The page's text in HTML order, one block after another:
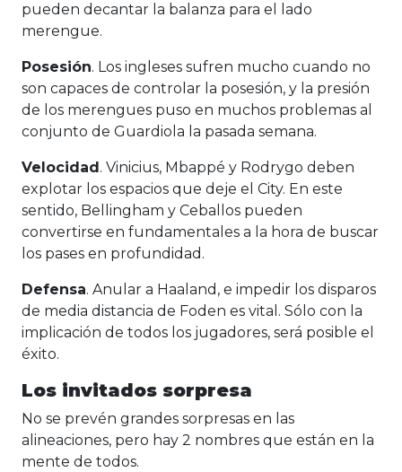
pueden decantar la balanza para el lado
merengue.
Posesión. Los ingleses sufren mucho cuando no
son capaces de controlar la posesión, y la presión
de los merengues puso en muchos problemas al
conjunto de Guardiola la pasada semana.
Velocidad . Vinicius, Mbappé y Rodrygo deben
explotar los espacios que deje el City. En este
sentido, Bellingham y Ceballos pueden
convertirse en fundamentales a la hora de buscar
los pases en profundidad.
Defensa. Anular a Haaland, e impedir los disparos
de media distancia de Foden es vital. Sólo con la
implicación de todos los jugadores, será posible el
éxito.
Los invitados sorpresa
No se prevén grandes sorpresas en las
alineaciones, pero hay 2 nombres que están en la
mente de todos.